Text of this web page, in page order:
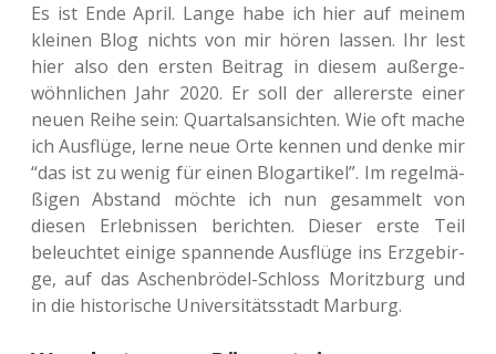
Es ist Ende April. Lange habe ich hier auf meinem
klei­nen Blog nichts von mir hören lassen. Ihr lest
hier also den ersten Bei­trag in diesem außer­ge­
wöhn­li­chen Jahr 2020. Er soll der aller­ers­te einer
neuen Reihe sein: Quar­tals­an­sich­ten. Wie oft mache
ich Aus­flü­ge, lerne neue Orte kennen und denke mir
“das ist zu wenig für einen Blog­ar­ti­kel”. Im regel­mä­
ßi­gen Abstand möchte ich nun gesam­melt von
diesen Erleb­nis­sen berich­ten. Dieser erste Teil
beleuch­tet einige span­nen­de Aus­flü­ge ins Erz­ge­bir­
ge, auf das Aschen­brö­del-Schloss Moritz­burg und
in die his­to­ri­sche Uni­ver­si­täts­stadt Marburg.